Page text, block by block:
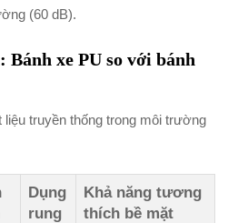
(60 dB).
Bánh xe PU so với bánh
truyền thống trong môi trường
Dụng
rung
Khả năng tương
thích bề mặt